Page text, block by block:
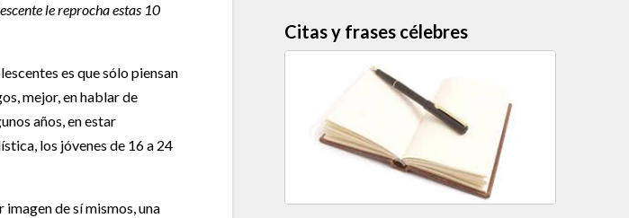
le reprocha estas 10
es que sólo piensan
mejor, en hablar de
años, en estar
los jóvenes de 16 a 24
de sí mismos, una
Citas y frases célebres